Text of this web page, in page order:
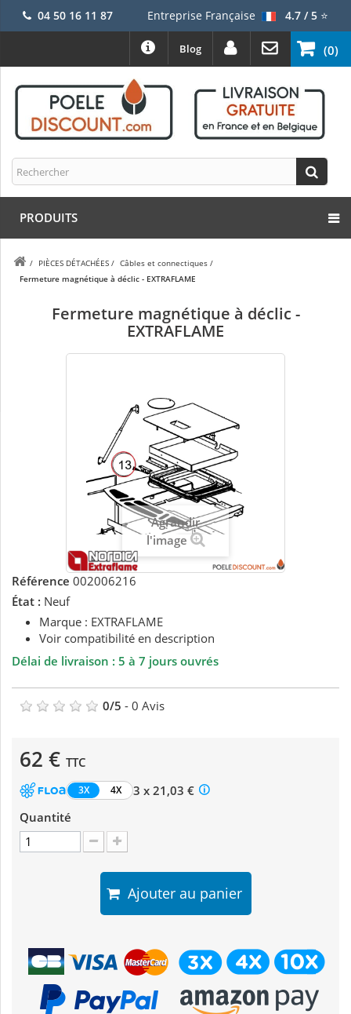
04 50 16 11 87 Entreprise Française 4.7 / 5⭐
(0)
Blog
PRODUITS
/ PIÈCES DÉTACHÉES / Câbles et connectiques /
Fermeture magnétique à déclic - EXTRAFLAME
Fermeture magnétique à déclic -
EXTRAFLAME
Agrandir
l'image
Référence 002006216
État : Neuf
Marque : EXTRAFLAME
Voir compatibilité en description
Délai de livraison : 5 à 7 jours ouvrés
0/5 - 0 Avis
62 € TTC
3X 4X
3 x 21,03 €
Quantité
Ajouter au panier